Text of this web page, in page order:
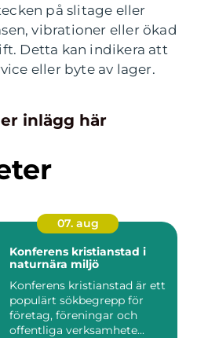
på slitage eller
vibrationer eller ökad
Detta kan indikera att
eller byte av lager.
inlägg här
07. aug
Konferens kristianstad i
naturnära miljö
Konferens kristianstad är ett
populärt sökbegrepp för
företag, föreningar och
offentliga verksamhete...